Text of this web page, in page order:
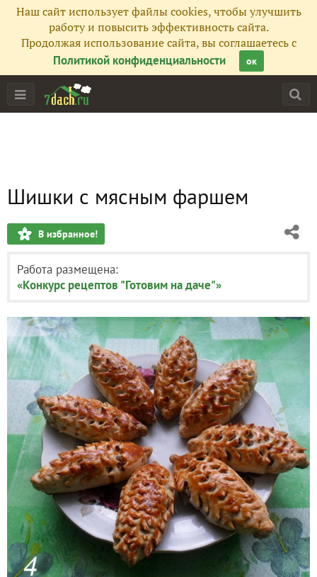
Наш сайт использует файлы cookies, чтобы улучшить
работу и повысить эффективность сайта.
Продолжая использование сайта, вы соглашаетесь с
Политикой конфиденциальности
ок
Шишки с мясным фаршем
В избранное!
Работа размещена:
«Конкурс рецептов "Готовим на даче"»